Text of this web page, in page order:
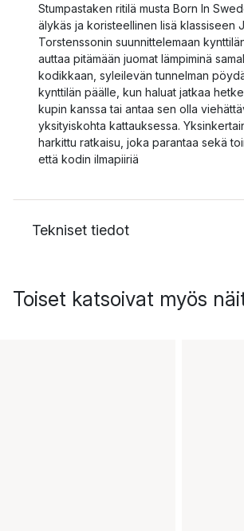
Stumpastaken ritilä musta Born In
älykäs ja koristeellinen lisä klassiseen
Torstenssonin suunnittelemaan
auttaa pitämään juomat lämpiminä
kodikkaan, syleilevän tunnelman
kynttilän päälle, kun haluat jatkaa
kupin kanssa tai antaa sen olla
yksityiskohta kattauksessa.
harkittu ratkaisu, joka parantaa sekä
että kodin ilmapiiriä
Tekniset tiedot
Toiset katsoivat myös